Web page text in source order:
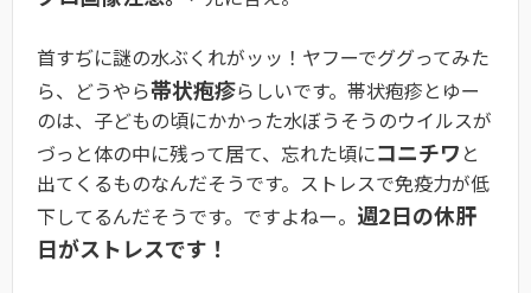
首すぢに謎の水ぶくれがッッ！ヤフーでググってみた
ら、どうやら帯状疱疹らしいです。帯状疱疹とゆー
のは、子どもの頃にかかった水ぼうそうのウイルスが
づっと体の中に残って居て、忘れた頃にコニチワ と
出てくるものなんだそうです。ストレスで免疫力が低
下してるんだそうです。ですよねー。 週2日の休肝
日がストレスです！